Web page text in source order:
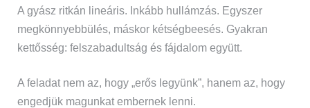
A gyász ritkán lineáris. Inkább hullámzás. Egyszer
megkönnyebbülés, máskor kétségbeesés. Gyakran
kettősség: felszabadultság és fájdalom együtt.
A feladat nem az, hogy „erős legyünk”, hanem az, hogy
engedjük magunkat embernek lenni.